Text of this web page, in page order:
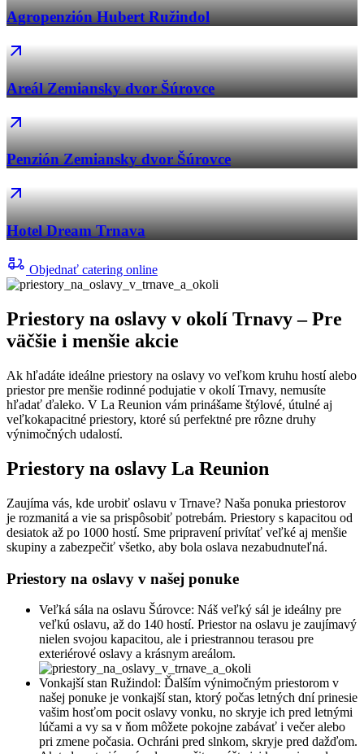
Agropenzión Hubert Ružindol
Areál Zemiansky dvor Šúrovce
Penzión Zemiansky dvor Šúrovce
Hotel Dream Trnava
Objednať catering online
Priestory na oslavy v okolí Trnavy – Pre
väčšie i menšie akcie
Ak hľadáte ideálne priestory na oslavy vo veľkom kruhu hostí alebo
priestor pre menšie rodinné podujatie v okolí Trnavy, nemusíte
hľadať ďaleko. V La Reunion vám prinášame štýlové, útulné aj
veľkokapacitné priestory, ktoré sú perfektné pre rôzne druhy
výnimočných udalostí.
Priestory na oslavy La Reunion
Zaujíma vás, kde urobiť oslavu v Trnave? Naša ponuka priestorov
je rozmanitá a vie sa prispôsobiť potrebám. Priestory s kapacitou od
desiatok až po 1000 hostí. Sme pripravení privítať veľké aj menšie
skupiny a zabezpečiť všetko, aby bola oslava nezabudnuteľná.
Priestory na oslavy v našej ponuke
Veľká sála na oslavu Šúrovce: Náš veľký sál je ideálny pre
veľkú oslavu, až do 140 hostí. Priestor na oslavu je zaujímavý
nielen svojou kapacitou, ale i priestrannou terasou pre
exteriérové oslavy a krásnym areálom.
Vonkajší stan Ružindol: Ďalším výnimočným priestorom v
našej ponuke je vonkajší stan, ktorý počas letných dní prinesie
vašim hosťom pocit oslavy vonku, no skryje ich pred letnými
lúčami a vy sa v ňom môžete pokojne zabávať i večer alebo
pri zmene počasia. Ochráni pred slnkom, skryje pred dažďom.